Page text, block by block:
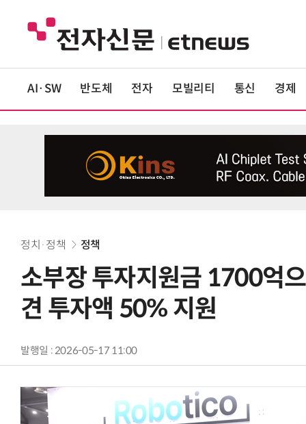
AI·SW 반도체 전자 모빌리티 통신 경제
정치·정책 정책
소부장 투자지원금 1700억
견 투자액 50% 지원
발행일 : 2026-05-17 11:00